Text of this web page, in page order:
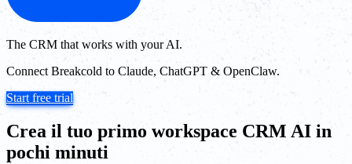
The CRM that works with your AI.
Connect Breakcold to Claude, ChatGPT & OpenClaw.
Start free trial
Crea il tuo primo workspace CRM AI in
pochi minuti